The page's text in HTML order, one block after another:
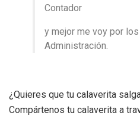
Contador
y mejor me voy por
Administración.
¿Quieres que tu calaverita
Compártenos tu calaverita a